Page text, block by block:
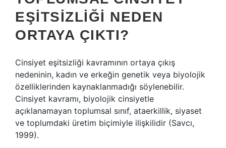
EŞITSIZLIĞI NEDEN
ORTAYA ÇIKTI?
Cinsiyet eşitsizliği kavramının ortaya çıkış
nedeninin, kadın ve erkeğin genetik veya biyolojik
özelliklerinden kaynaklanmadığı söylenebilir.
Cinsiyet kavramı, biyolojik cinsiyetle
açıklanamayan toplumsal sınıf, ataerkillik, siyaset
ve toplumdaki üretim biçimiyle ilişkilidir (Savcı,
1999).